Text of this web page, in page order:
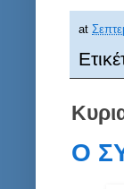
at
Ο